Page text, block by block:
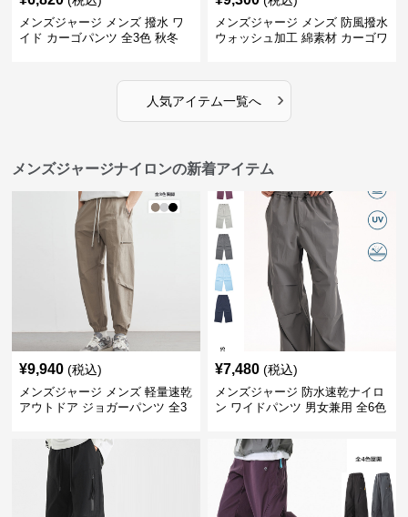
メンズジャージ メンズ 撥水 ワ
イド カーゴパンツ 全3色 秋冬
メンズジャージ メンズ 防風撥水
ウォッシュ加工 綿素材 カーゴワ
人気アイテム一覧へ ›
メンズジャージナイロンの新着アイテム
¥9,940 (税込)
メンズジャージ メンズ 軽量速乾
アウトドア ジョガーパンツ 全3
¥7,480 (税込)
メンズジャージ 防水速乾ナイロ
ン ワイドパンツ 男女兼用 全6色